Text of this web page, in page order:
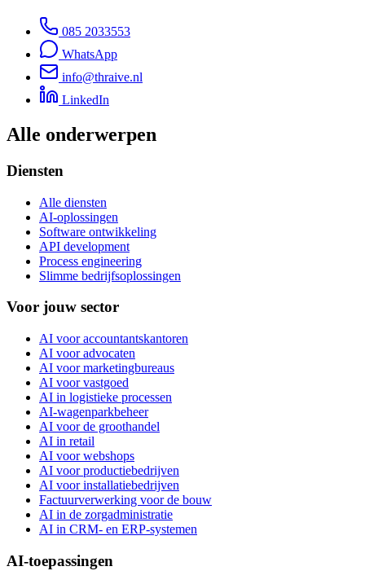
085 2033553
WhatsApp
info@thraive.nl
LinkedIn
Alle onderwerpen
Diensten
Alle diensten
AI-oplossingen
Software ontwikkeling
API development
Process engineering
Slimme bedrijfsoplossingen
Voor jouw sector
AI voor accountantskantoren
AI voor advocaten
AI voor marketingbureaus
AI voor vastgoed
AI in logistieke processen
AI-wagenparkbeheer
AI voor de groothandel
AI in retail
AI voor webshops
AI voor productiebedrijven
AI voor installatiebedrijven
Factuurverwerking voor de bouw
AI in de zorgadministratie
AI in CRM- en ERP-systemen
AI-toepassingen